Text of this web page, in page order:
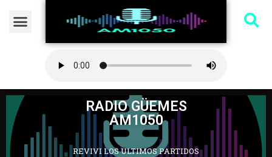
RADIO GÜEMES
AM1050
REVIVI LOS ULTIMOS PARTIDOS